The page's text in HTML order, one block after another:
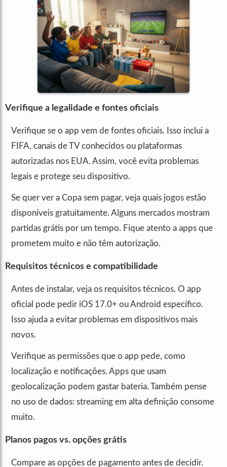
Verifique a legalidade e fontes oficiais
Verifique se o app vem de fontes oficiais. Isso inclui a
FIFA, canais de TV conhecidos ou plataformas
autorizadas nos EUA. Assim, você evita problemas
legais e protege seu dispositivo.
Se quer ver a Copa sem pagar, veja quais jogos estão
disponíveis gratuitamente. Alguns mercados mostram
partidas grátis por um tempo. Fique atento a apps que
prometem muito e não têm autorização.
Requisitos técnicos e compatibilidade
Antes de instalar, veja os requisitos técnicos. O app
oficial pode pedir iOS 17.0+ ou Android específico.
Isso ajuda a evitar problemas em dispositivos mais
novos.
Verifique as permissões que o app pede, como
localização e notificações. Apps que usam
geolocalização podem gastar bateria. Também pense
no uso de dados: streaming em alta definição consome
muito.
Planos pagos vs. opções grátis
Compare as opções de pagamento antes de decidir.